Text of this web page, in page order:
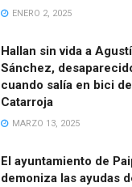
ENERO 2, 2025
Hallan sin vida a
Sánchez,
cuando salía en bici
Catarroja
MARZO 13, 2025
El ayuntamiento de
demoniza las ayudas